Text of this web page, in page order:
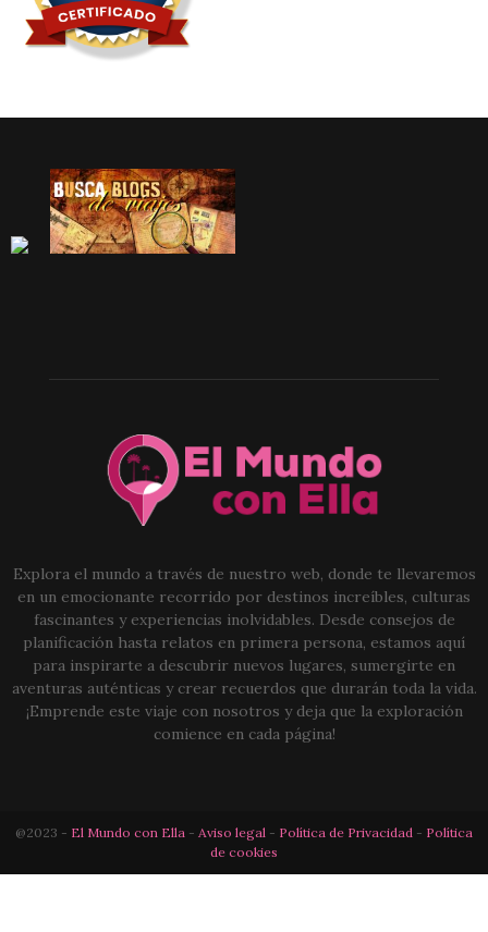
Explora el mundo a través de nuestro web, donde te llevaremos
en un emocionante recorrido por destinos increíbles, culturas
fascinantes y experiencias inolvidables. Desde consejos de
planificación hasta relatos en primera persona, estamos aquí
para inspirarte a descubrir nuevos lugares, sumergirte en
aventuras auténticas y crear recuerdos que durarán toda la vida.
¡Emprende este viaje con nosotros y deja que la exploración
comience en cada página!
@2023 - El Mundo con Ella - Aviso legal - Política de Privacidad - Política
de cookies